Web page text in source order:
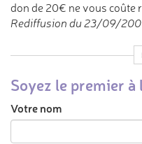
don de 20€ ne vous coûte
Rediffusion du 23/09/
Soyez le premier
Votre nom